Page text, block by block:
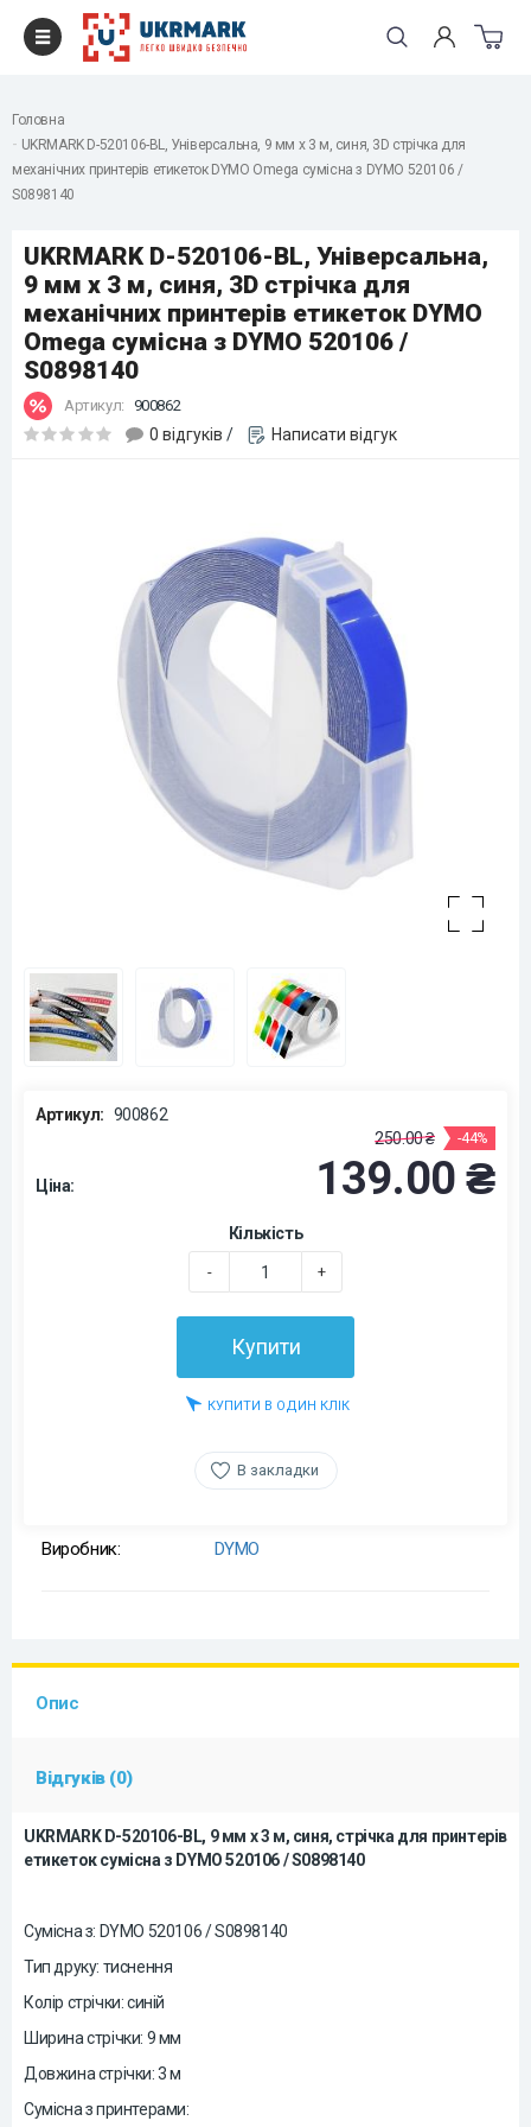
Головна
UKRMARK D-520106-BL, Універсальна, 9 мм х 3 м, синя, 3D стрічка для
механічних принтерів етикеток DYMO Omega сумісна з DYMO 520106 /
S0898140
UKRMARK D-520106-BL, Універсальна,
9 мм х 3 м, синя, 3D стрічка для
механічних принтерів етикеток DYMO
Omega сумісна з DYMO 520106 /
S0898140
Артикул: 900862
0 відгуків / Написати відгук
Артикул: 900862
Ціна:
250.00 ₴ -44%
139.00 ₴
Кількість
- +
Купити
КУПИТИ В ОДИН КЛІК
В закладки
Виробник: DYMO
Опис
Відгуків (0)
UKRMARK D-520106-BL, 9 мм х 3 м, синя, стрічка для принтерів
етикеток сумісна з DYMO520106 / S0898140
Сумісна з: DYMO 520106 / S0898140
Тип друку: тиснення
Колір стрічки: синій
Ширина стрічки: 9 мм
Довжина стрічки: 3 м
Сумісна з принтерами: